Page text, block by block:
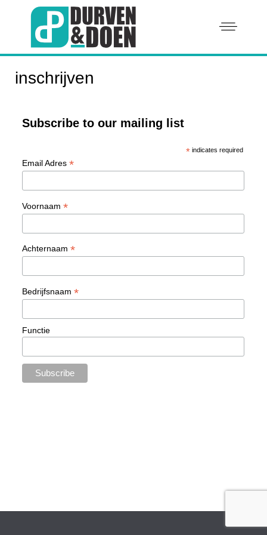
inschrijven
Subscribe to our mailing list
*indicates required
Email Adres *
Voornaam *
Achternaam *
Bedrijfsnaam *
Functie